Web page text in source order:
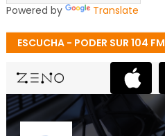
Powered by Translate
ESCUCHA - PODER SUR 104 FM